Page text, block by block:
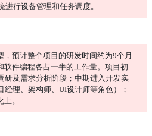
进行设备管理和任务调度。
预计整个项目的研发时间约为9个月
软件编程各占一半的工作量。项目初
研及需求分析阶段；中期进入开发实
理、架构师、UI设计师等角色）；
。